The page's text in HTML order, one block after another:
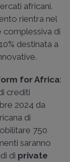
africani.
rientra nel
complessiva di
destinata a
for Africa:
crediti
2024 da
di
750
saranno
di private